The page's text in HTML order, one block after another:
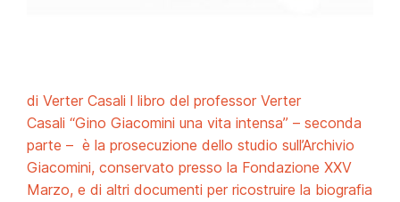
di Verter Casali l libro del professor Verter
Casali “Gino Giacomini una vita intensa” – seconda
parte – è la prosecuzione dello studio sull’Archivio
Giacomini, conservato presso la Fondazione XXV
Marzo, e di altri documenti per ricostruire la biografia